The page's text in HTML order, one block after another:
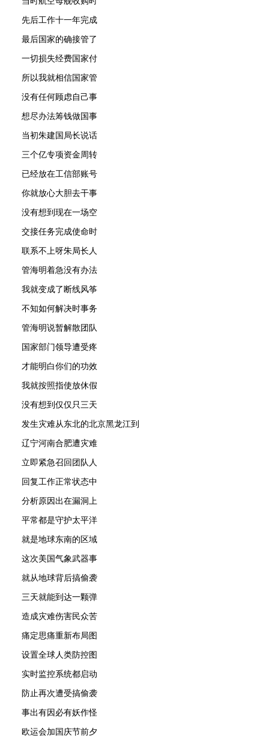
先后工作十一年完成
最后国家的确接管了
一切损失经费国家付
所以我就相信国家管
没有任何顾虑自己事
想尽办法筹钱做国事
当初朱建国局长说话
三个亿专项资金周转
已经放在工信部账号
你就放心大胆去干事
没有想到现在一场空
交接任务完成使命时
联系不上呀朱局长人
管海明着急没有办法
我就变成了断线风筝
不知如何解决时事务
管海明说暂解散团队
国家部门领导遭受疼
才能明白你们的功效
我就按照指使放休假
没有想到仅仅只三天
发生灾难从东北的北京黑龙江到
辽宁河南合肥遭灾难
立即紧急召回团队人
回复工作正常状态中
分析原因出在漏洞上
平常都是守护太平洋
就是地球东南的区域
这次美国气象武器事
就从地球背后搞偷袭
三天就能到达一颗弹
造成灾难伤害民众苦
痛定思痛重新布局图
设置全球人类防控图
实时监控系统都启动
防止再次遭受搞偷袭
事出有因必有妖作怪
欧运会加国庆节前夕